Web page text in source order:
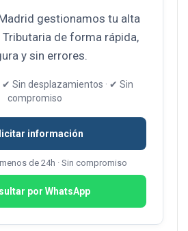
gestionamos tu alta
Tributaria de forma rápida,
y sin errores.
✔ Sin desplazamientos · ✔ Sin
compromiso
información
de 24h · Sin compromiso
por WhatsApp